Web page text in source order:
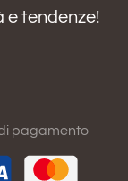
e tendenze!
pagamento